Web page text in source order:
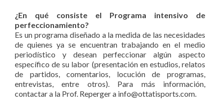
¿En qué consiste el Programa intensivo de
perfeccionamiento?
Es un programa diseñado a la medida de las necesidades
de quienes ya se encuentran trabajando en el medio
periodístico y desean perfeccionar algún aspecto
específico de su labor (presentación en estudios, relatos
de partidos, comentarios, locución de programas,
entrevistas, entre otros). Para más información,
contactar a la Prof. Reperger a info@ottatisports.com.